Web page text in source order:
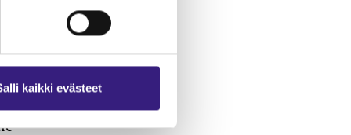
kaikki evästeet